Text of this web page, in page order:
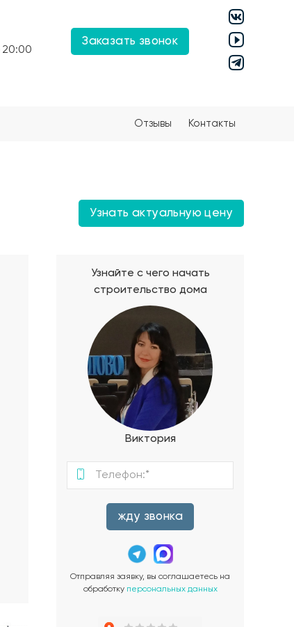
20:00
Заказать звонок
Отзывы Контакты
Узнать актуальную цену
Узнайте с чего начать
строительство дома
Виктория
жду звонка
Отправляя заявку, вы соглашаетесь на
обработку персональных данных